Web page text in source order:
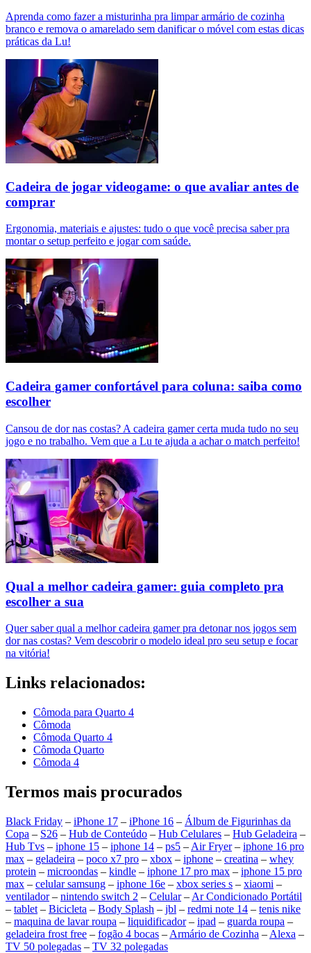
Aprenda como fazer a misturinha pra limpar armário de cozinha
branco e remova o amarelado sem danificar o móvel com estas dicas
práticas da Lu!
Cadeira de jogar videogame: o que avaliar antes de
comprar
Ergonomia, materiais e ajustes: tudo o que você precisa saber pra
montar o setup perfeito e jogar com saúde.
Cadeira gamer confortável para coluna: saiba como
escolher
Cansou de dor nas costas? A cadeira gamer certa muda tudo no seu
jogo e no trabalho. Vem que a Lu te ajuda a achar o match perfeito!
Qual a melhor cadeira gamer: guia completo pra
escolher a sua
Quer saber qual a melhor cadeira gamer pra detonar nos jogos sem
dor nas costas? Vem descobrir o modelo ideal pro seu setup e focar
na vitória!
Links relacionados:
Cômoda para Quarto 4
Cômoda
Cômoda Quarto 4
Cômoda Quarto
Cômoda 4
Termos mais procurados
Black Friday – iPhone 17 – iPhone 16 – Álbum de Figurinhas da
Copa – S26 – Hub de Conteúdo – Hub Celulares – Hub Geladeira –
Hub Tvs – iphone 15 – iphone 14 – ps5 – Air Fryer– iphone 16 pro
max – geladeira – poco x7 pro – xbox – iphone – creatina – whey
protein – microondas – kindle – iphone 17 pro max – iphone 15 pro
max – celular samsung – iphone 16e – xbox series s – xiaomi –
ventilador– nintendo switch 2 – Celular– Ar Condicionado Portátil
– tablet – Bicicleta – Body Splash – jbl – redmi note 14 – tenis nike
– maquina de lavar roupa – liquidificador– ipad – guarda roupa –
geladeira frost free – fogão 4 bocas – Armário de Cozinha – Alexa –
TV 50 polegadas – TV 32 polegadas